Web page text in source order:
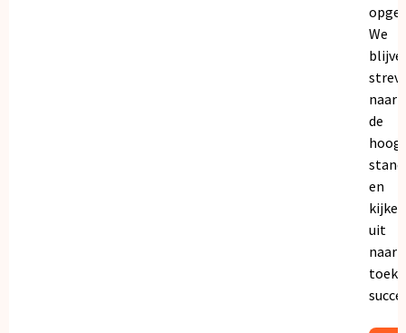
We
naar
de
en
kijken
uit
naar